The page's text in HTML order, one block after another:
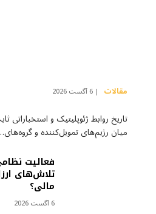
مقالات 6 آگست 2026
تاریخ روابط ژئوپلیتیک و
میان رژیم‌های تمویل‌کننده و
فعالیت
تلاش‌های
مالی؟
6 آگست 2026